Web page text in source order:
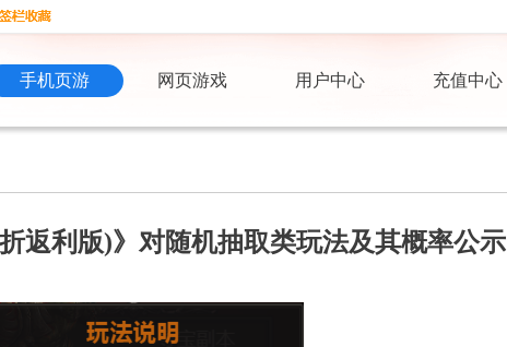
手机页游 网页游戏 用户中心 充值中心
返利版)》对随机抽取类玩法及其概率公示